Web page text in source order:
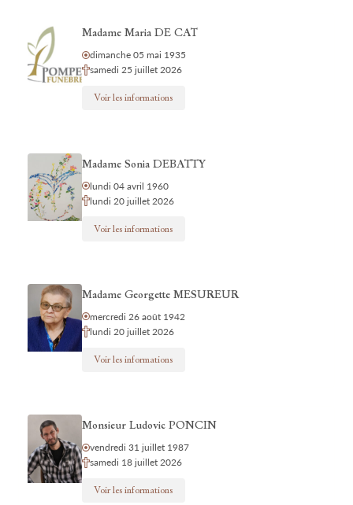
Madame Maria DE CAT
dimanche 05 mai 1935
samedi 25 juillet 2026
Voir les informations
Madame Sonia DEBATTY
lundi 04 avril 1960
lundi 20 juillet 2026
Voir les informations
Madame Georgette MESUREUR
mercredi 26 août 1942
lundi 20 juillet 2026
Voir les informations
Monsieur Ludovic PONCIN
vendredi 31 juillet 1987
samedi 18 juillet 2026
Voir les informations